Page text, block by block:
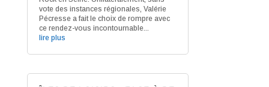
vote des instances régionales, Valérie
Pécresse a fait le choix de rompre avec
ce rendez-vous incontournable...
lire plus